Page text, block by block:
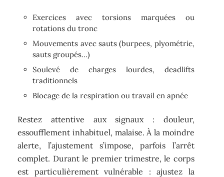
Exercices avec torsions marquées ou
rotations du tronc
Mouvements avec sauts (burpees, plyométrie,
sauts groupés…)
Soulevé de charges lourdes, deadlifts
traditionnels
Blocage de la respiration ou travail en apnée
Restez attentive aux signaux : douleur,
essoufflement inhabituel, malaise. À la moindre
alerte, l’ajustement s’impose, parfois l’arrêt
complet. Durant le premier trimestre, le corps
est particulièrement vulnérable : ajustez la